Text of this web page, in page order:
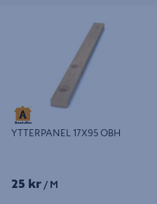
YTTERPANEL 17X95 OBH
25 kr / M